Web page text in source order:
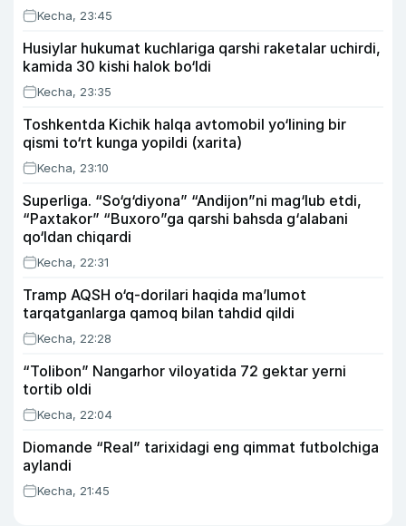
Kecha, 23:45
Husiylar hukumat kuchlariga qarshi raketalar uchirdi,
kamida 30 kishi halok bo‘ldi
Kecha, 23:35
Toshkentda Kichik halqa avtomobil yo‘lining bir
qismi to‘rt kunga yopildi (xarita)
Kecha, 23:10
Superliga. “So‘g‘diyona” “Andijon”ni mag‘lub etdi,
“Paxtakor” “Buxoro”ga qarshi bahsda g‘alabani
qo‘ldan chiqardi
Kecha, 22:31
Tramp AQSH o‘q-dorilari haqida ma’lumot
tarqatganlarga qamoq bilan tahdid qildi
Kecha, 22:28
“Tolibon” Nangarhor viloyatida 72 gektar yerni
tortib oldi
Kecha, 22:04
Diomande “Real” tarixidagi eng qimmat futbolchiga
aylandi
Kecha, 21:45